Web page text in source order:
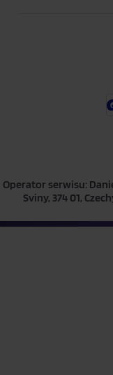
Operator serwisu:
Sviny, 374 01,